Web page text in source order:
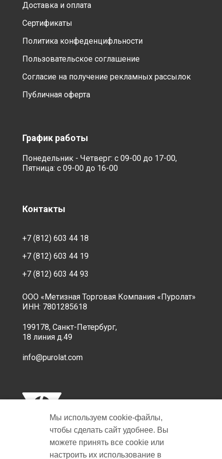
Доставка и оплата
Сертификаты
Политика конфеденцифльности
Пользовательское соглашение
Согласие на получение рекламных рассылок
Публичная оферта
График работы
Понедельник - Четверг: с 09-00 до 17-00,
Пятница: с 09-00 до 16-00
Контакты
+7 (812) 603 44 18
+7 (812) 603 44 19
+7 (812) 603 44 93
ООО «Метизная Торговая Компания «Пуролат»
ИНН: 7801285618
199178, Санкт-Петербург,
18 линия д.49
info@purolat.com
Мы используем cookie‑файлы,
чтобы сделать сайт удобнее. Вы
можете принять все cookie или
настроить их использование в